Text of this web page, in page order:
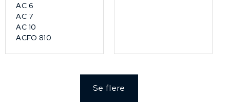
AC 6
AC 7
AC 10
ACFO 810
Se flere